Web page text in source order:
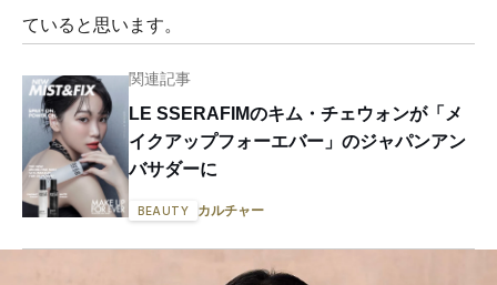
ていると思います。
関連記事
LE SSERAFIMのキム・チェウォンが「メ
イクアップフォーエバー」のジャパンアン
バサダーに
BEAUTY カルチャー